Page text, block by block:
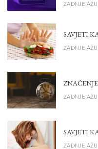
ZADNJE
SAVJETI
ZADNJE
ZADNJE
SAVJETI
ZADNJE